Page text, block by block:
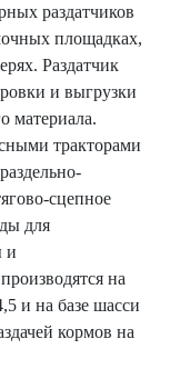
раздатчиков
площадках,
Раздатчик
и выгрузки
материала.
тракторами
сцепное
для
и
на
и на базе шасси
кормов на